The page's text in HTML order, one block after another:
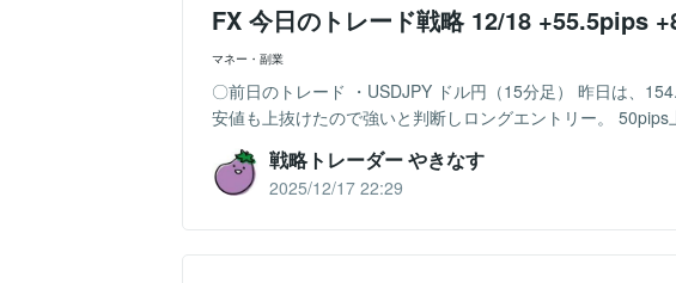
FX 今日のトレード戦略 12/18 +55.5pips
マネー・副業
〇前日のトレード ・USDJPY ドル円（15分足） 昨日は、
安値も上抜けたので強いと判断しロングエントリー。
戦略トレーダー やきなす
2025/12/17 22:29